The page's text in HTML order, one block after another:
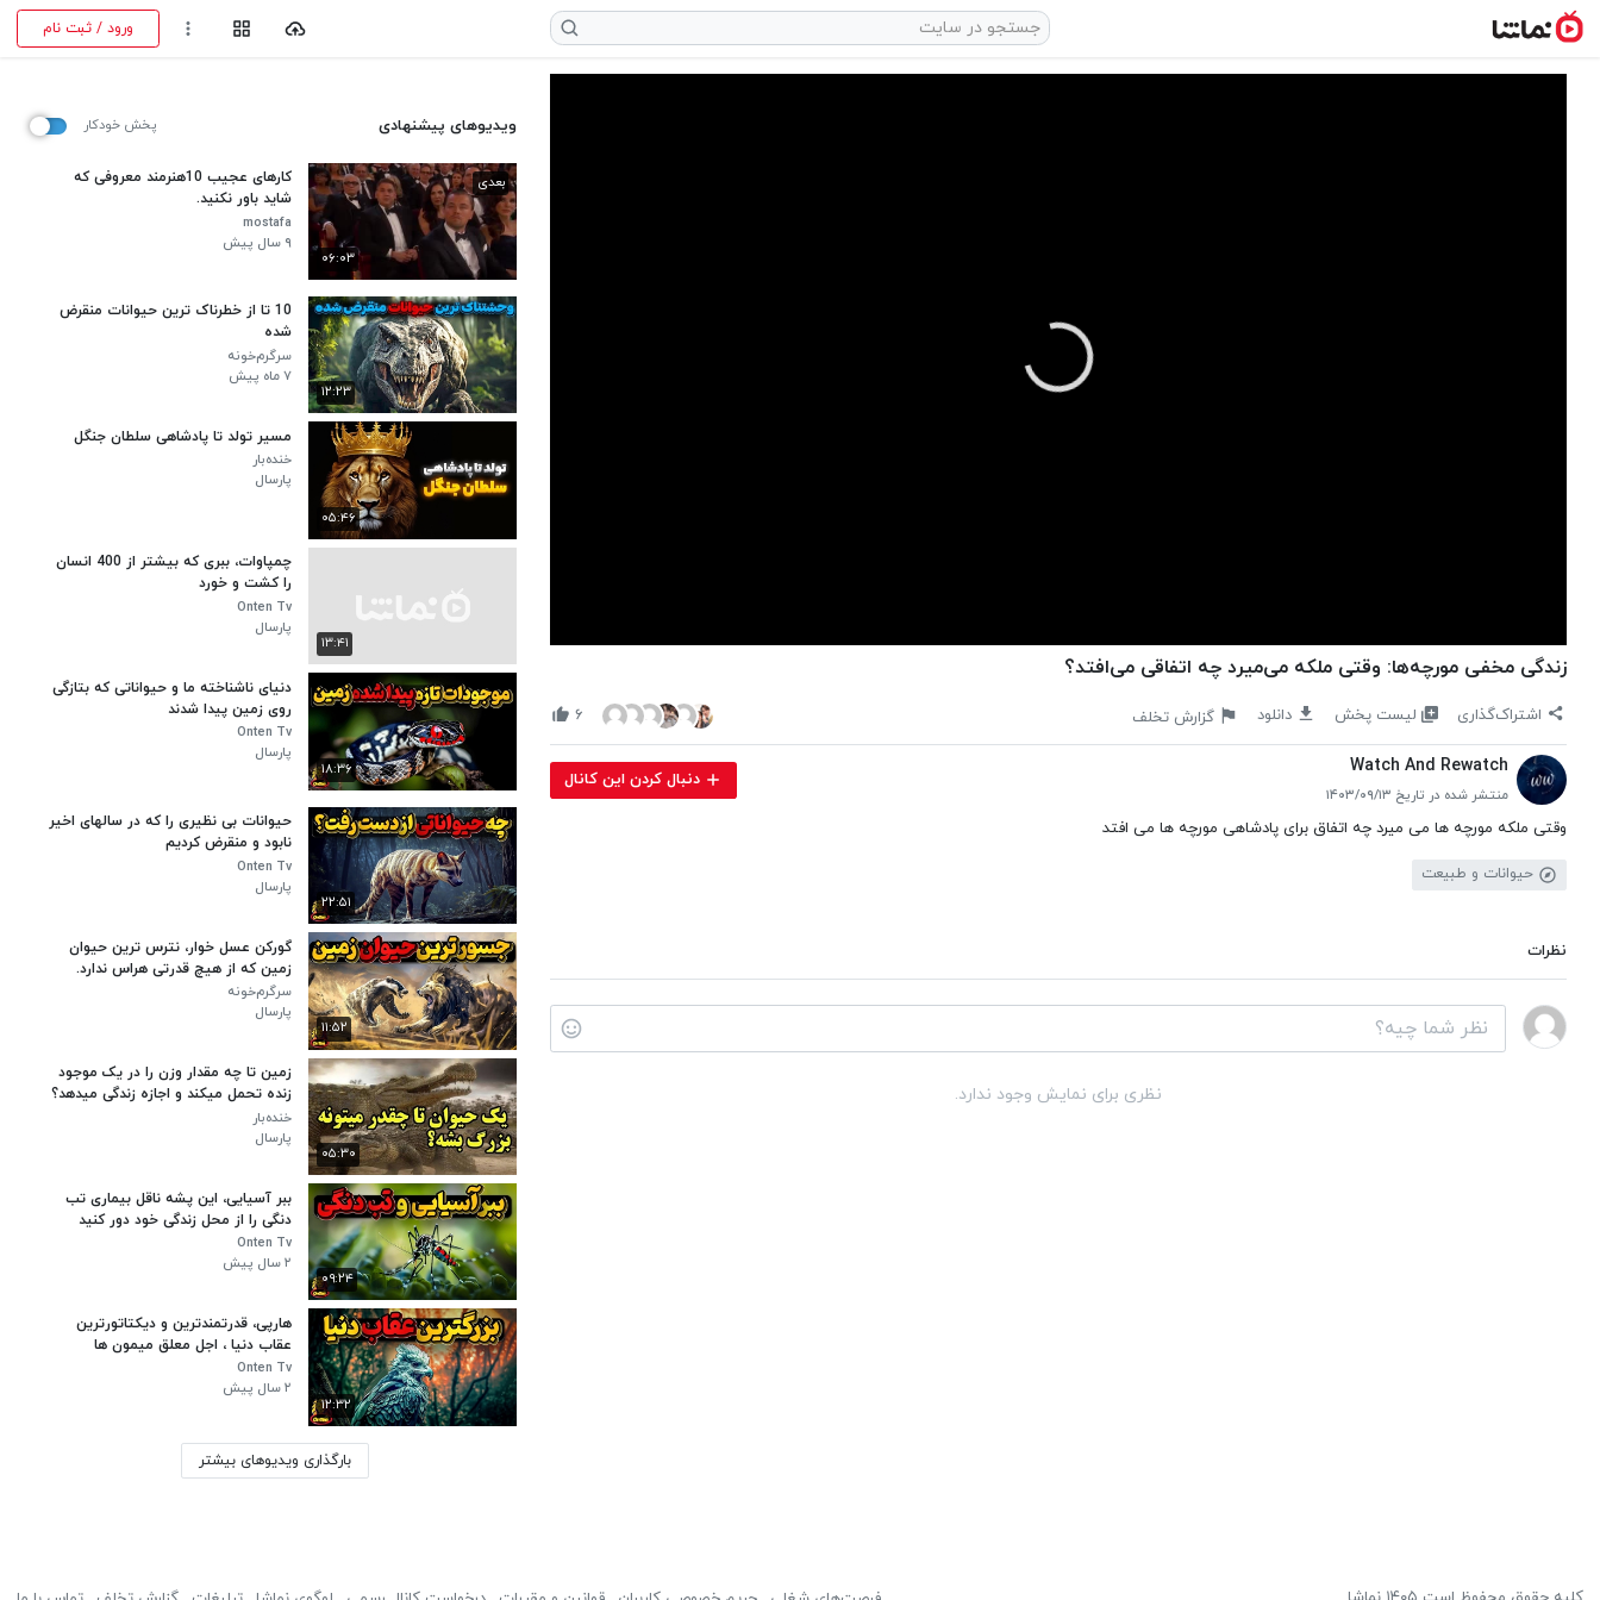
ورود / ثبت نام
زندگی مخفی مورچه‌ها: وقتی ملکه می‌میرد چه اتفاقی می‌افتد؟
اشتراک‌گذاری لیست پخش دانلود گزارش تخلف ۶
Watch And Rewatch
منتشر شده در تاریخ ۱۴۰۳/۰۹/۱۳
دنبال کردن این کانال
وقتی ملکه مورچه ها می میرد چه اتفاق برای پادشاهی مورچه ها می افتد
حیوانات و طبیعت
نظرات
نظری برای نمایش وجود ندارد.
ویدیوهای پیشنهادی پخش خودکار
۰۶:۰۳
بعدی
کارهای عجیب 10هنرمند معروفی که
شاید باور نکنید.
mostafa
۹ سال پیش
۱۲:۲۳
10 تا از خطرناک ترین حیوانات منقرض
شده
سرگرم‌خونه
۷ ماه پیش
۰۵:۴۶
مسیر تولد تا پادشاهی سلطان جنگل
خنده‌بار
پارسال
۱۳:۴۱
چمپاوات، ببری که بیشتر از 400 انسان
را کشت و خورد
Onten Tv
پارسال
۱۸:۳۶
دنیای ناشناخته ما و حیواناتی که بتازگی
روی زمین پیدا شدند
Onten Tv
پارسال
۲۲:۵۱
حیوانات بی نظیری را که در سالهای اخیر
نابود و منقرض کردیم
Onten Tv
پارسال
۱۱:۵۲
گورکن عسل خوار، نترس ترین حیوان
زمین که از هیچ قدرتی هراس ندارد.
سرگرم‌خونه
پارسال
۰۵:۳۰
زمین تا چه مقدار وزن را در یک موجود
زنده تحمل میکند و اجازه زندگی میدهد؟
خنده‌بار
پارسال
۰۹:۲۴
ببر آسیایی، این پشه ناقل بیماری تب
دنگی را از محل زندگی خود دور کنید
Onten Tv
۲ سال پیش
۱۲:۳۲
هارپی، قدرتمندترین و دیکتاتورترین
عقاب دنیا ، اجل معلق میمون ها
Onten Tv
۲ سال پیش
بارگذاری ویدیوهای بیشتر